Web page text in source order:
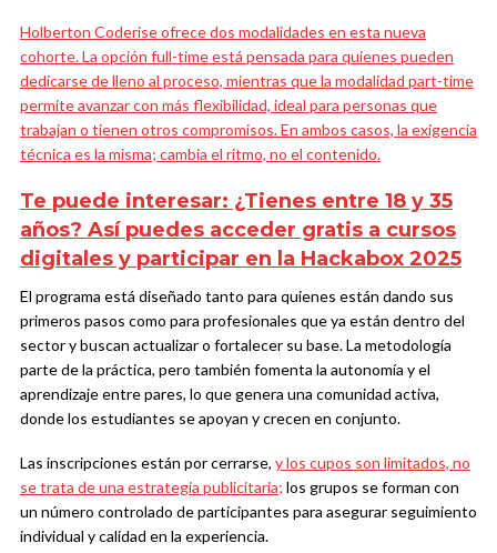
Holberton Coderise ofrece dos modalidades en esta nueva
cohorte. La opción full-time está pensada para quienes pueden
dedicarse de lleno al proceso, mientras que la modalidad part-time
permite avanzar con más flexibilidad, ideal para personas que
trabajan o tienen otros compromisos. En ambos casos, la exigencia
técnica es la misma; cambia el ritmo, no el contenido.
Te puede interesar: ¿Tienes entre 18 y 35
años? Así puedes acceder gratis a cursos
digitales y participar en la Hackabox 2025
El programa está diseñado tanto para quienes están dando sus
primeros pasos como para profesionales que ya están dentro del
sector y buscan actualizar o fortalecer su base. La metodología
parte de la práctica, pero también fomenta la autonomía y el
aprendizaje entre pares, lo que genera una comunidad activa,
donde los estudiantes se apoyan y crecen en conjunto.
Las inscripciones están por cerrarse, y los cupos son limitados, no
se trata de una estrategia publicitaria; los grupos se forman con
un número controlado de participantes para asegurar seguimiento
individual y calidad en la experiencia.